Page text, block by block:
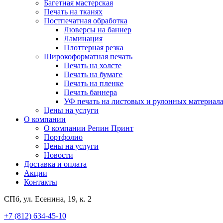
Багетная мастерская
Печать на тканях
Постпечатная обработка
Люверсы на баннер
Ламинация
Плоттерная резка
Широкоформатная печать
Печать на холсте
Печать на бумаге
Печать на пленке
Печать баннера
УФ печать на листовых и рулонных
Цены на услуги
О компании
О компании Репин Принт
Портфолио
Цены на услуги
Новости
Доставка и оплата
Акции
Контакты
СПб, ул. Есенина, 19, к. 2
+7 (812) 634-45-10